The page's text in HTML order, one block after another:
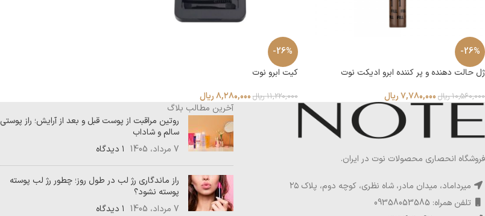
-26%
ژل حالت دهنده و پر کننده ابرو ادیکت نوت
۱۰,۵۶۰,۰۰۰ ریال ۷,۷۸۰,۰۰۰ریال
-26%
کیت ابرو نوت
۱۱,۲۲۰,۰۰۰ ریال۸,۲۸۰,۰۰۰ریال
فروشگاه انحصاری محصولات نوت در ایران.
میرداماد، میدان مادر، شاه نظری، کوچه دوم، پلاک ۲۵
تلفن همراه: 09358053585
آخرین مطالب بلاگ
روتین مراقبت از پوست قبل و بعد از آرایش؛ راز پوستی
سالم و شاداب
7 مرداد، 1405
۱ دیدگاه
راز ماندگاری رژ لب در طول روز؛ چطور رژ لب پوسته
پوسته نشود؟
7 مرداد، 1405
۱ دیدگاه